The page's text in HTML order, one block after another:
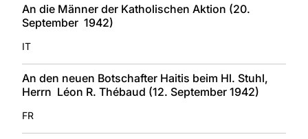
An die Männer der Katholischen Aktion (20.
September 1942)
IT
An den neuen Botschafter Haitis beim Hl. Stuhl,
Herrn Léon R. Thébaud (12. September 1942)
FR